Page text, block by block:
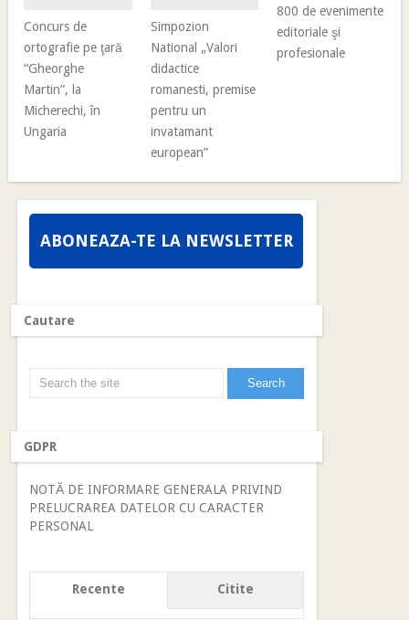
Concurs de
ortografie pe ţară
“Gheorghe
Martin”, la
Micherechi, în
Ungaria
Simpozion
National „Valori
didactice
romanesti, premise
pentru un
invatamant
european”
800 de evenimente
editoriale şi
profesionale
ABONEAZA-TE LA NEWSLETTER
Cautare
GDPR
NOTĂ DE INFORMARE GENERALA PRIVIND
PRELUCRAREA DATELOR CU CARACTER
PERSONAL
Recente Citite